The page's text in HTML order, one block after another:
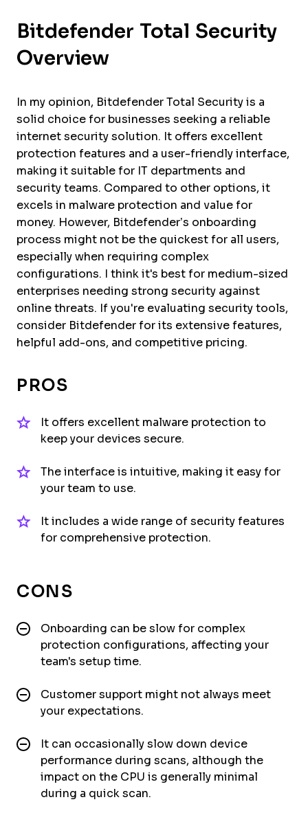
Bitdefender Total Security
Overview
In my opinion, Bitdefender Total Security is a
solid choice for businesses seeking a reliable
internet security solution. It offers excellent
protection features and a user-friendly interface,
making it suitable for IT departments and
security teams. Compared to other options, it
excels in malware protection and value for
money. However, Bitdefender’s onboarding
process might not be the quickest for all users,
especially when requiring complex
configurations. I think it's best for medium-sized
enterprises needing strong security against
online threats. If you're evaluating security tools,
consider Bitdefender for its extensive features,
helpful add-ons, and competitive pricing.
PROS
It offers excellent malware protection to
keep your devices secure.
The interface is intuitive, making it easy for
your team to use.
It includes a wide range of security features
for comprehensive protection.
CONS
Onboarding can be slow for complex
protection configurations, affecting your
team's setup time.
Customer support might not always meet
your expectations.
It can occasionally slow down device
performance during scans, although the
impact on the CPU is generally minimal
during a quick scan.